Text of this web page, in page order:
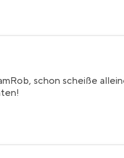
schon scheiße